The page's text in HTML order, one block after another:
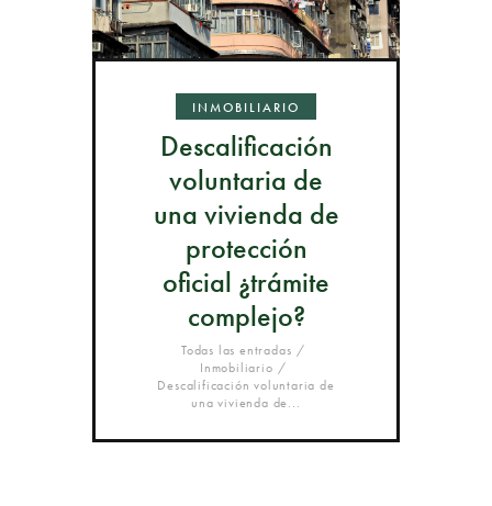
INMOBILIARIO
Descalificación
voluntaria de
una vivienda de
protección
oficial ¿trámite
complejo?
Todas las entradas
Inmobiliario
Descalificación voluntaria de
una vivienda de...